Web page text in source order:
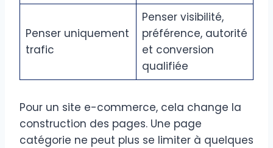
Penser uniquement
trafic
Penser visibilité,
préférence, autorité
et conversion
qualifiée
Pour un site e-commerce, cela change la
construction des pages. Une page
catégorie ne peut plus se limiter à quelques